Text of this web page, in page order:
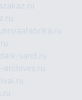
dark-sand.ru
archives.ru